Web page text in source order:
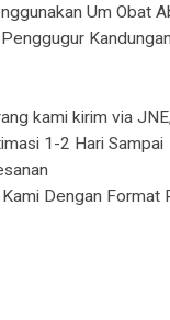
Um Obat
kami kirim via
1-2 Hari Sampai
Dengan Format